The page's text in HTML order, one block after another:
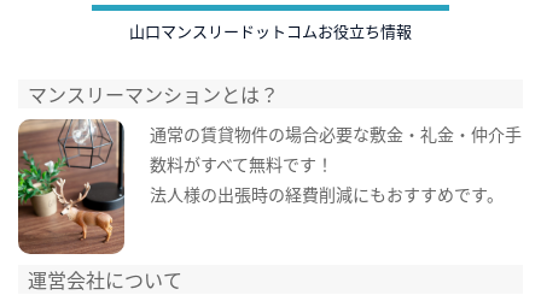
山口マンスリードットコムお役立ち情報
マンスリーマンションとは？
通常の賃貸物件の場合必要な敷金・礼金・仲介手
数料がすべて無料です！
法人様の出張時の経費削減にもおすすめです。
運営会社について